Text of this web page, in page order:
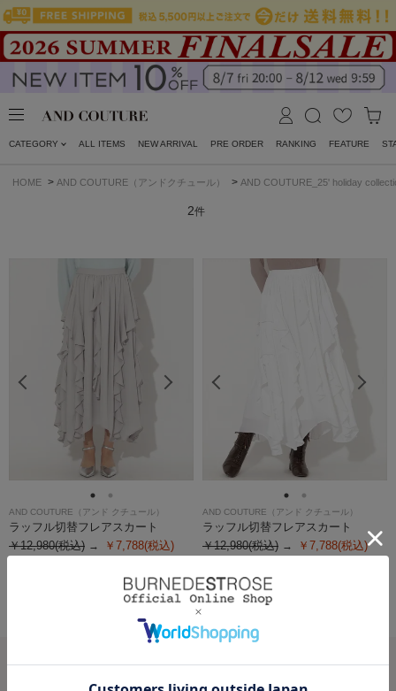
CATEGORY ALL ITEMS NEW ARRIVAL PRE ORDER RANKING FEATURE
HOME > AND COUTURE（アンドクチュール） > AND COUTURE_25' holiday
2件
AND COUTURE（アンド クチュール）
ラッフル切替フレアスカート
￥12,980(税込)
￥7,788(税込)
AND COUTURE（アンド クチュール）
ラッフル切替フレアスカート
￥12,980(税込)
￥7,788(税込)